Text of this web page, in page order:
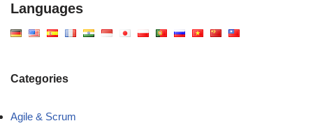
Languages
Categories
Agile & Scrum